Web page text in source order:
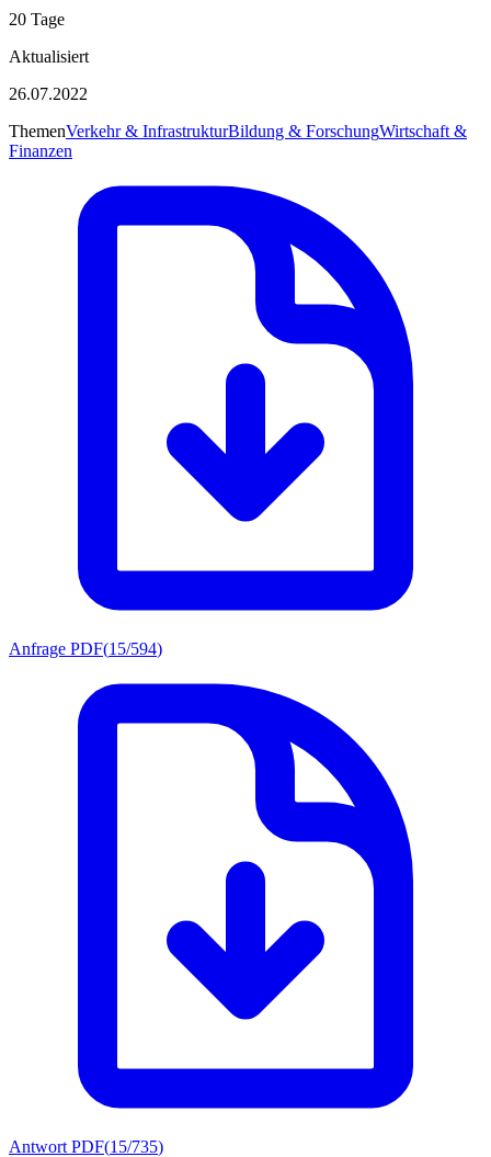
20 Tage
Aktualisiert
26.07.2022
ThemenVerkehr & InfrastrukturBildung & ForschungWirtschaft &
Finanzen
Anfrage PDF(15/594)
Antwort PDF(15/735)